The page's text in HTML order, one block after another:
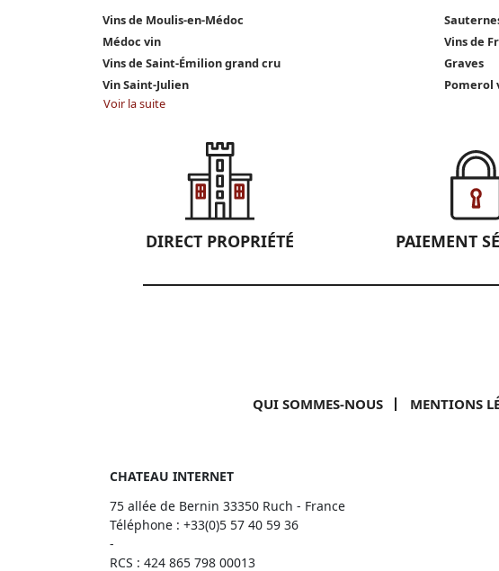
Vins de Moulis-en-Médoc
Médoc vin
Vins de
Vins de Saint-Émilion grand cru
Graves
Vin Saint-Julien
Pomerol
Voir la suite
DIRECT PROPRIÉTÉ PAIEMENT
QUI SOMMES-NOUS MENTIONS
CHATEAU INTERNET
75 allée de Bernin 33350 Ruch - France
Téléphone : +33(0)5 57 40 59 36
-
RCS : 424 865 798 00013